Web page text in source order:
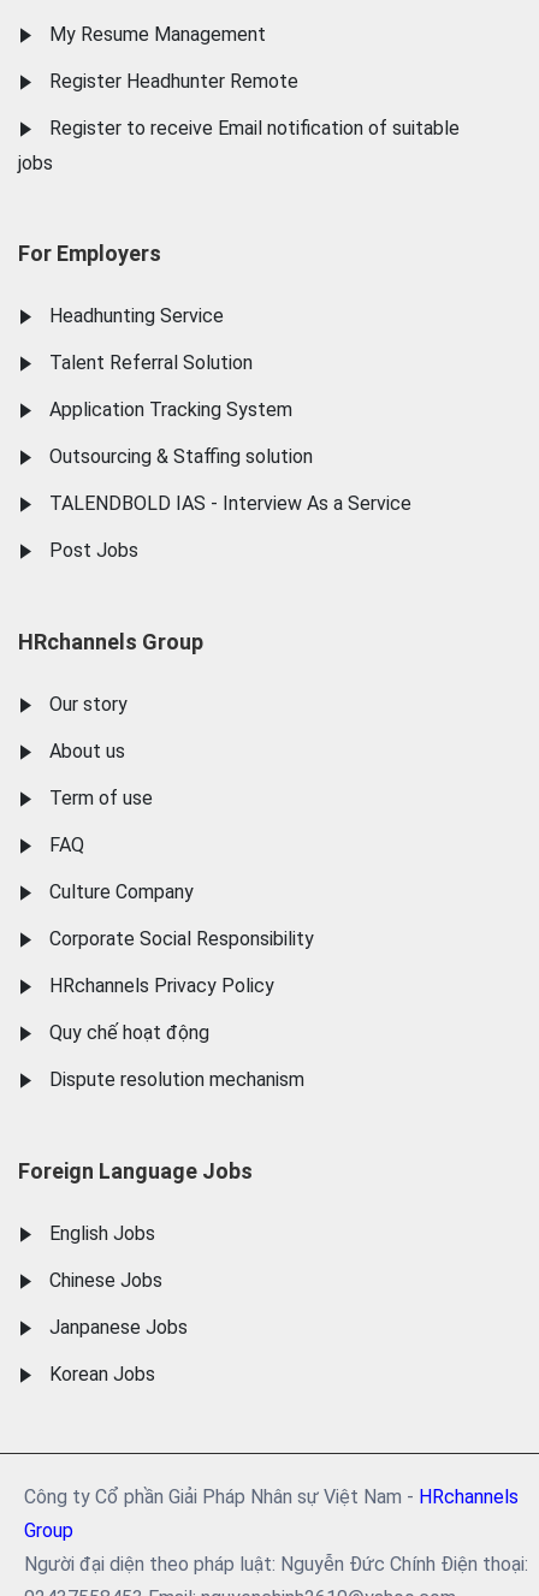
My Resume Management
Register Headhunter Remote
Register to receive Email notification of suitable
jobs
For Employers
Headhunting Service
Talent Referral Solution
Application Tracking System
Outsourcing & Staffing solution
TALENDBOLD IAS - Interview As a Service
Post Jobs
HRchannels Group
Our story
About us
Term of use
FAQ
Culture Company
Corporate Social Responsibility
HRchannels Privacy Policy
Quy chế hoạt động
Dispute resolution mechanism
Foreign Language Jobs
English Jobs
Chinese Jobs
Janpanese Jobs
Korean Jobs
Công ty Cổ phần Giải Pháp Nhân sự Việt Nam - HRchannels
Group
Người đại diện theo pháp luật: Nguyễn Đức Chính Điện thoại: